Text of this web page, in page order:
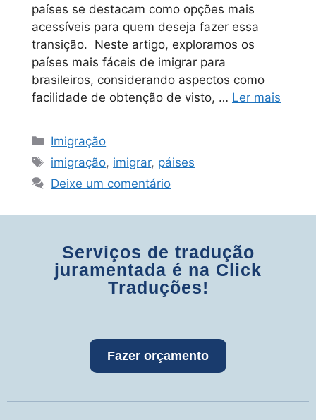
países se destacam como opções mais
acessíveis para quem deseja fazer essa
transição. Neste artigo, exploramos os
países mais fáceis de imigrar para
brasileiros, considerando aspectos como
facilidade de obtenção de visto, … Ler mais
Imigração
imigração, imigrar, páises
Deixe um comentário
Serviços de tradução
juramentada é na Click
Traduções!
Fazer orçamento